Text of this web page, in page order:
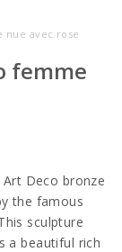
nue avec rose
femme
Deco bronze
the famous
sculpture
a beautiful rich